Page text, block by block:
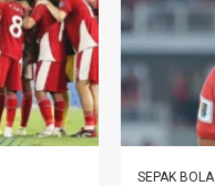
SEPAK BOLA